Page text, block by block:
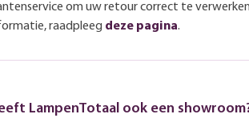
om uw retour correct te
raadpleeg deze pagina.
LampenTotaal ook een